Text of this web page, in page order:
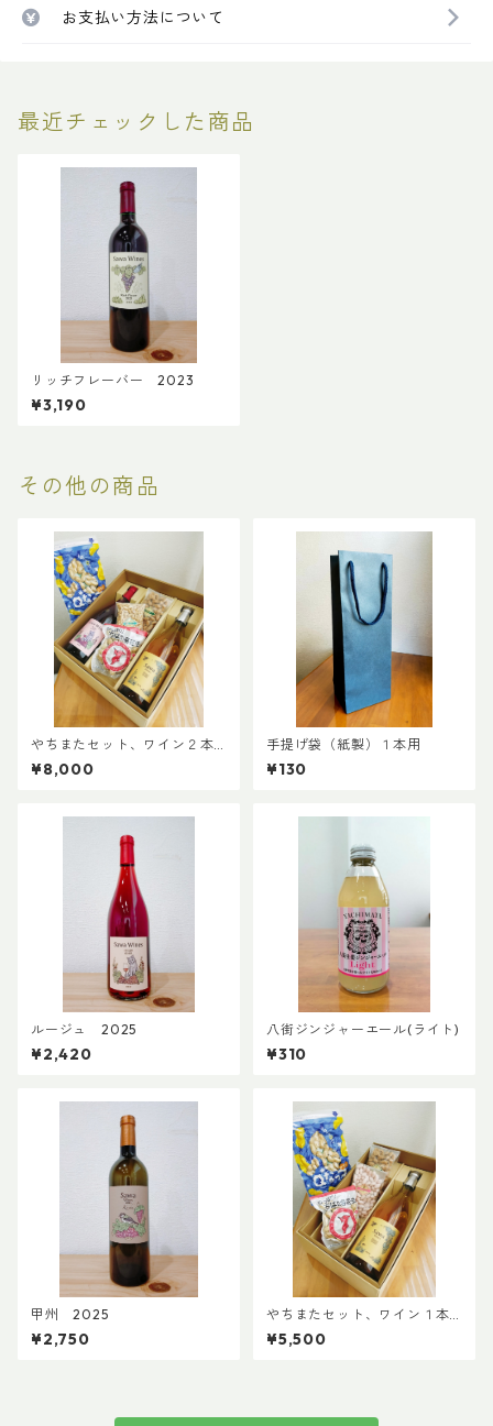
お支払い方法について
最近チェックした商品
リッチフレーバー 2023
¥3,190
その他の商品
やちまたセット、ワイン２本
コース
¥8,000
手提げ袋（紙製）１本用
¥130
ルージュ 2025
¥2,420
八街ジンジャーエール(ライト)
¥310
甲州 2025
¥2,750
やちまたセット、ワイン１本
「ブラン」コース
¥5,500